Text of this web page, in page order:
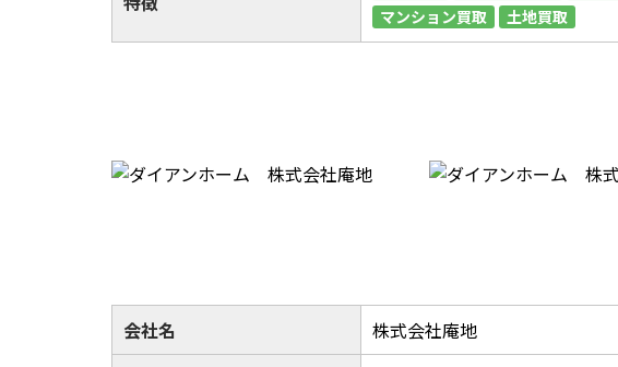
マンション買取
土地買取
会社名
株式会社庵地